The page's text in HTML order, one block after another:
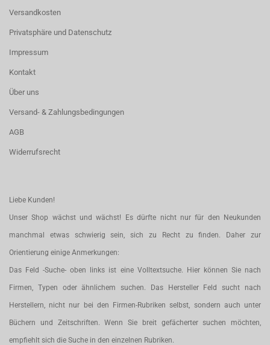
Versandkosten
Privatsphäre und Datenschutz
Impressum
Kontakt
Über uns
Versand- & Zahlungsbedingungen
AGB
Widerrufsrecht
Liebe Kunden!
Unser Shop wächst und wächst! Es dürfte nicht nur für den Neukunden
manchmal etwas schwierig sein, sich zu Recht zu finden. Daher zur
Orientierung einige Anmerkungen:
Das Feld -Suche- oben links ist eine Volltextsuche. Hier können Sie nach
Firmen, Typen oder ähnlichem suchen. Das Hersteller Feld sucht nach
Herstellern, nicht nur bei den Firmen-Rubriken selbst, sondern auch unter
Büchern und Zeitschriften. Wenn Sie breit gefächerter suchen möchten,
empfiehlt sich die Suche in den einzelnen Rubriken.